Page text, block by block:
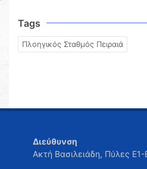
Tags
Πλοηγικός Σταθμός Πειραιά
Διεύθυνση
Ακτή Βασιλειάδη, Πύλες